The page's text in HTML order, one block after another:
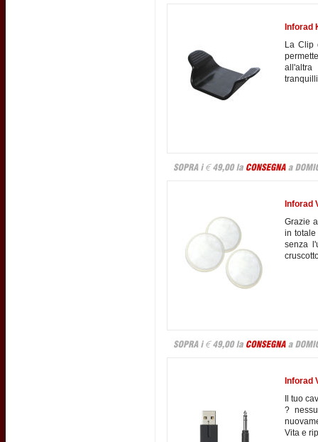
Inforad
La Clip
Inforad
Grazie
in totale
senza
Inforad
Il tuo
?
Vita e